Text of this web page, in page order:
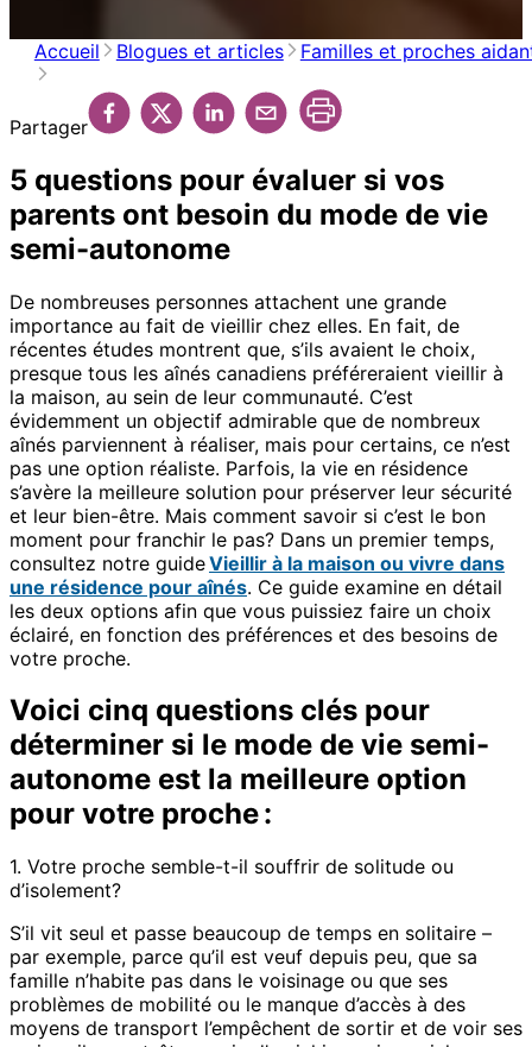
Accueil Blogues et articles Familles et proches
Partager
5 questions pour évaluer si vos
parents ont besoin du mode de vie
semi-autonome
De nombreuses personnes attachent une grande
importance au fait de vieillir chez elles. En fait, de
récentes études montrent que, s’ils avaient le choix,
presque tous les aînés canadiens préféreraient vieillir à
la maison, au sein de leur communauté. C’est
évidemment un objectif admirable que de nombreux
aînés parviennent à réaliser, mais pour certains, ce n’est
pas une option réaliste. Parfois, la vie en résidence
s’avère la meilleure solution pour préserver leur sécurité
et leur bien-être. Mais comment savoir si c’est le bon
moment pour franchir le pas? Dans un premier temps,
consultez notre guideVieillir à la maison ou vivre dans
une résidence pour aînés. Ce guide examine en détail
les deux options afin que vous puissiez faire un choix
éclairé, en fonction des préférences et des besoins de
votre proche.
Voici cinq questions clés pour
déterminer si le mode de vie semi-
autonome est la meilleure option
pour votre proche :
1. Votre proche semble-t-il souffrir de solitude ou
d’isolement?
S’il vit seul et passe beaucoup de temps en solitaire –
par exemple, parce qu’il est veuf depuis peu, que sa
famille n’habite pas dans le voisinage ou que ses
problèmes de mobilité ou le manque d’accès à des
moyens de transport l’empêchent de sortir et de voir ses